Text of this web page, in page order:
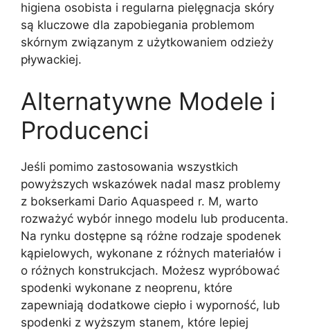
higiena osobista i regularna pielęgnacja skóry
są kluczowe dla zapobiegania problemom
skórnym związanym z użytkowaniem odzieży
pływackiej.
Alternatywne Modele i
Producenci
Jeśli pomimo zastosowania wszystkich
powyższych wskazówek nadal masz problemy
z bokserkami Dario Aquaspeed r. M, warto
rozważyć wybór innego modelu lub producenta.
Na rynku dostępne są różne rodzaje spodenek
kąpielowych, wykonane z różnych materiałów i
o różnych konstrukcjach. Możesz wypróbować
spodenki wykonane z neoprenu, które
zapewniają dodatkowe ciepło i wyporność, lub
spodenki z wyższym stanem, które lepiej